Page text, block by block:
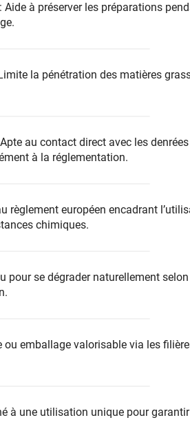
: Aide à préserver les préparations
la pénétration des matières
au contact direct avec les denrées
à la réglementation.
règlement européen encadrant
chimiques.
pour se dégrader naturellement
ou emballage valorisable via les
à une utilisation unique pour garantir